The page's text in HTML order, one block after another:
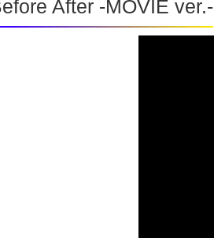
After -MOVIE ver.-